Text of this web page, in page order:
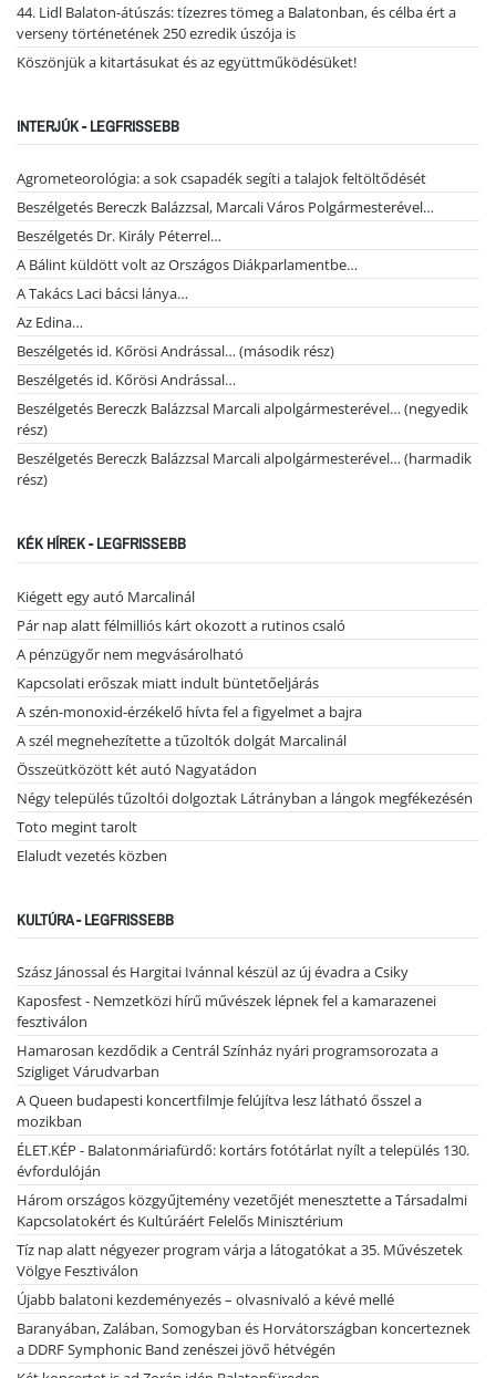
44. Lidl Balaton-átúszás: tízezres tömeg a Balatonban, és célba ért a
verseny történetének 250 ezredik úszója is
Köszönjük a kitartásukat és az együttműködésüket!
INTERJÚK - LEGFRISSEBB
Agrometeorológia: a sok csapadék segíti a talajok feltöltődését
Beszélgetés Bereczk Balázzsal, Marcali Város Polgármesterével…
Beszélgetés Dr. Király Péterrel…
A Bálint küldött volt az Országos Diákparlamentbe…
A Takács Laci bácsi lánya…
Az Edina…
Beszélgetés id. Kőrösi Andrással… (második rész)
Beszélgetés id. Kőrösi Andrással…
Beszélgetés Bereczk Balázzsal Marcali alpolgármesterével… (negyedik
rész)
Beszélgetés Bereczk Balázzsal Marcali alpolgármesterével… (harmadik
rész)
KÉK HÍREK - LEGFRISSEBB
Kiégett egy autó Marcalinál
Pár nap alatt félmilliós kárt okozott a rutinos csaló
A pénzügyőr nem megvásárolható
Kapcsolati erőszak miatt indult büntetőeljárás
A szén-monoxid-érzékelő hívta fel a figyelmet a bajra
A szél megnehezítette a tűzoltók dolgát Marcalinál
Összeütközött két autó Nagyatádon
Négy település tűzoltói dolgoztak Látrányban a lángok megfékezésén
Toto megint tarolt
Elaludt vezetés közben
KULTÚRA - LEGFRISSEBB
Szász Jánossal és Hargitai Ivánnal készül az új évadra a Csiky
Kaposfest - Nemzetközi hírű művészek lépnek fel a kamarazenei
fesztiválon
Hamarosan kezdődik a Centrál Színház nyári programsorozata a
Szigliget Várudvarban
A Queen budapesti koncertfilmje felújítva lesz látható ősszel a
mozikban
ÉLET.KÉP - Balatonmáriafürdő: kortárs fotótárlat nyílt a település 130.
évfordulóján
Három országos közgyűjtemény vezetőjét menesztette a Társadalmi
Kapcsolatokért és Kultúráért Felelős Minisztérium
Tíz nap alatt négyezer program várja a látogatókat a 35. Művészetek
Völgye Fesztiválon
Újabb balatoni kezdeményezés – olvasnivaló a kévé mellé
Baranyában, Zalában, Somogyban és Horvátországban koncerteznek
a DDRF Symphonic Band zenészei jövő hétvégén